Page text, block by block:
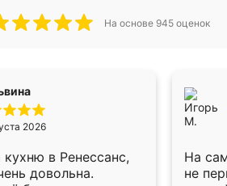
На основе 945 оценок
2026
кухню в Ренессанс,
довольна.
На
не